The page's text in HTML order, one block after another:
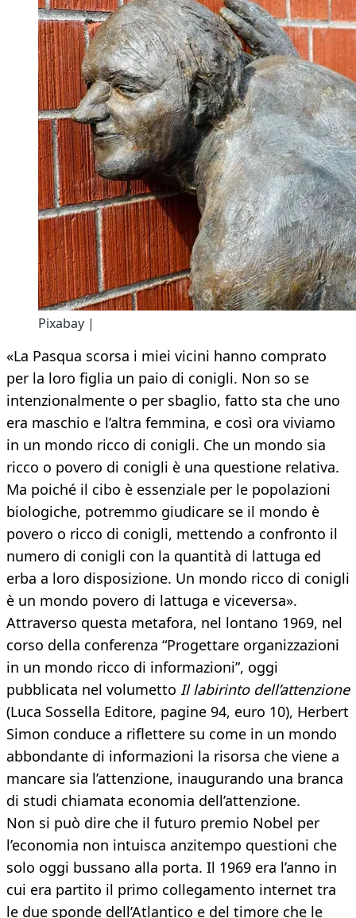
Pixabay |
«La Pasqua scorsa i miei vicini hanno comprato
per la loro figlia un paio di conigli. Non so se
intenzionalmente o per sbaglio, fatto sta che uno
era maschio e l’altra femmina, e così ora viviamo
in un mondo ricco di conigli. Che un mondo sia
ricco o povero di conigli è una questione relativa.
Ma poiché il cibo è essenziale per le popolazioni
biologiche, potremmo giudicare se il mondo è
povero o ricco di conigli, mettendo a confronto il
numero di conigli con la quantità di lattuga ed
erba a loro disposizione. Un mondo ricco di conigli
è un mondo povero di lattuga e viceversa».
Attraverso questa metafora, nel lontano 1969, nel
corso della conferenza “Progettare organizzazioni
in un mondo ricco di informazioni”, oggi
pubblicata nel volumetto Il labirinto dell’attenzione
(Luca Sossella Editore, pagine 94, euro 10), Herbert
Simon conduce a riflettere su come in un mondo
abbondante di informazioni la risorsa che viene a
mancare sia l’attenzione, inaugurando una branca
di studi chiamata economia dell’attenzione.
Non si può dire che il futuro premio Nobel per
l’economia non intuisca anzitempo questioni che
solo oggi bussano alla porta. Il 1969 era l’anno in
cui era partito il primo collegamento internet tra
le due sponde dell’Atlantico e del timore che le